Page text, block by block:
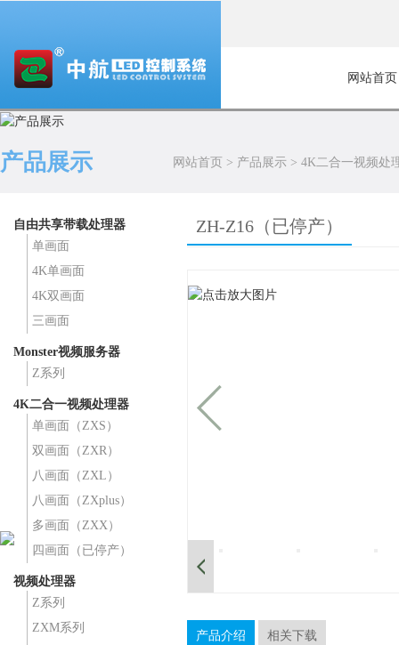
网站首页
产品展示 网站首页 > 产品展示 > 4K二合一视频处
自由共享带载处理器
单画面
4K单画面
4K双画面
三画面
Monster视频服务器
Z系列
4K二合一视频处理器
单画面（ZXS）
双画面（ZXR）
八画面（ZXL）
八画面（ZXplus）
多画面（ZXX）
四画面（已停产）
视频处理器
Z系列
ZXM系列
ZH-Z16（已停产）
产品介绍 相关下载